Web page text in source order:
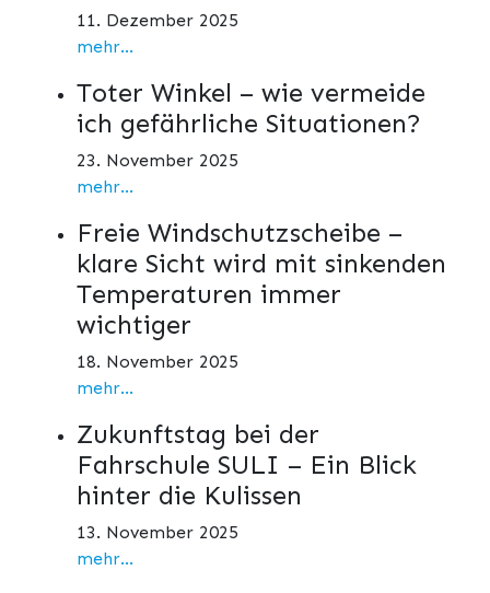
11. Dezember 2025
mehr...
Toter Winkel – wie vermeide
ich gefährliche Situationen?
23. November 2025
mehr...
Freie Windschutzscheibe –
klare Sicht wird mit sinkenden
Temperaturen immer
wichtiger
18. November 2025
mehr...
Zukunftstag bei der
Fahrschule SULI – Ein Blick
hinter die Kulissen
13. November 2025
mehr...